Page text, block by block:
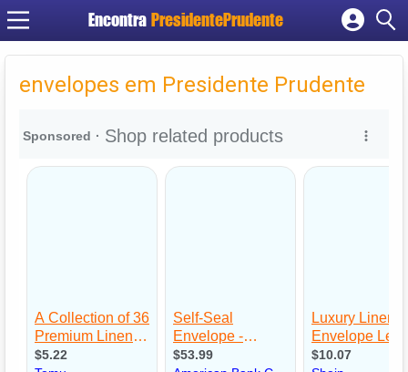
Encontra PresidentePrudente
Cadastrar empresa
Criar conta
envelopes em Presidente Prudente